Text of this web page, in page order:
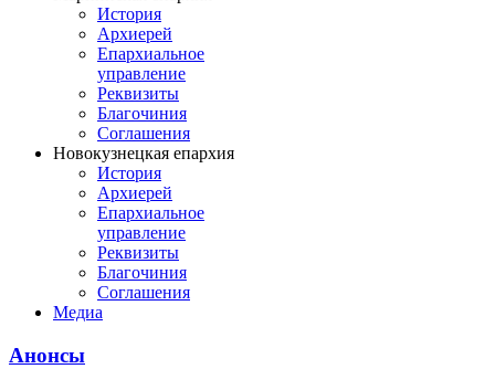
История
Архиерей
Епархиальное
управление
Реквизиты
Благочиния
Соглашения
Новокузнецкая епархия
История
Архиерей
Епархиальное
управление
Реквизиты
Благочиния
Соглашения
Медиа
Анонсы